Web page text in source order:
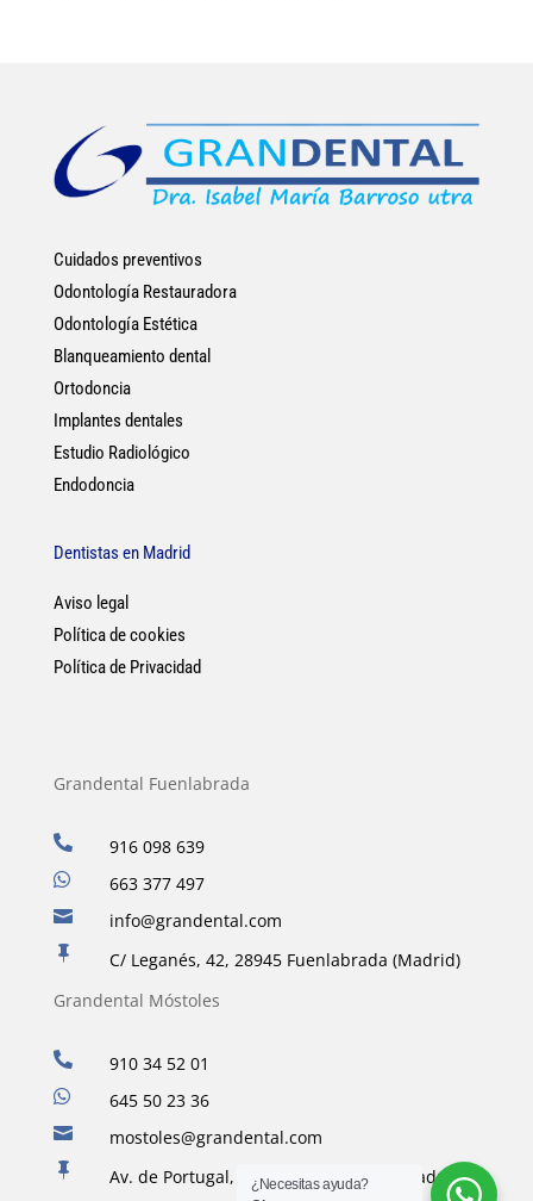
Cuidados preventivos
Odontología Restauradora
Odontología Estética
Blanqueamiento dental
Ortodoncia
Implantes dentales
Estudio Radiológico
Endodoncia
Dentistas en Madrid
Aviso legal
Política de cookies
Política de Privacidad
Grandental Fuenlabrada
 916 098 639
 663 377 497
 info@grandental.com

C/ Leganés, 42, 28945 Fuenlabrada (Madrid)
Grandental Móstoles
 910 34 52 01
 645 50 23 36
 mostoles@grandental.com
 Av. de Portugal, 34, 28933 Móstoles, Madrid
¿Necesitas ayuda?